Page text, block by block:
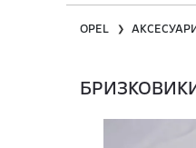
OPEL ❯
БРИЗКОВИКИ